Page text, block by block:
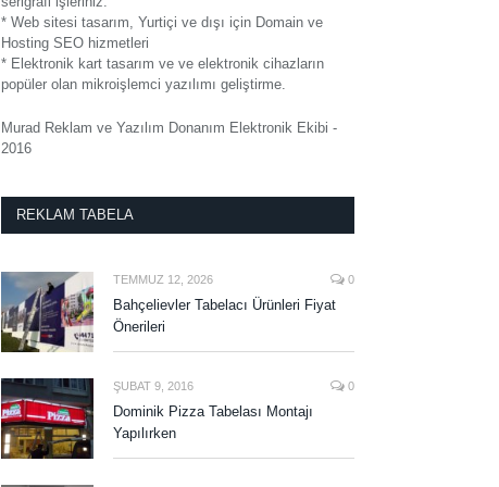
* Web sitesi tasarım, Yurtiçi ve dışı için Domain ve
Hosting SEO hizmetleri
* Elektronik kart tasarım ve ve elektronik cihazların
popüler olan mikroişlemci yazılımı geliştirme.
Murad Reklam ve Yazılım Donanım Elektronik Ekibi -
2016
REKLAM TABELA
TEMMUZ 12, 2026 0
Bahçelievler Tabelacı Ürünleri Fiyat
Önerileri
ŞUBAT 9, 2016 0
Dominik Pizza Tabelası Montajı
Yapılırken